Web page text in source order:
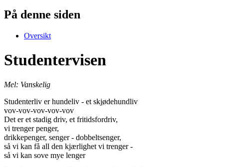
På denne siden
Oversikt
Studentervisen
Mel: Vanskelig
Studenterliv er hundeliv - et skjødehundliv
vov-vov-vov-vov-vov
Det er et stadig driv, et fritidsfordriv,
vi trenger penger,
drikkepenger, senger - dobbeltsenger,
så vi kan få all den kjærlighet vi trenger -
så vi kan sove mye lenger